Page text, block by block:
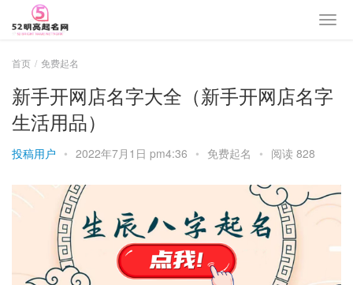
首页 免费起名
新手开网店名字大全（新手开网店名字
生活用品）
投稿用户 • 2022年7月1日 pm4:36 • 免费起名 • 阅读 828